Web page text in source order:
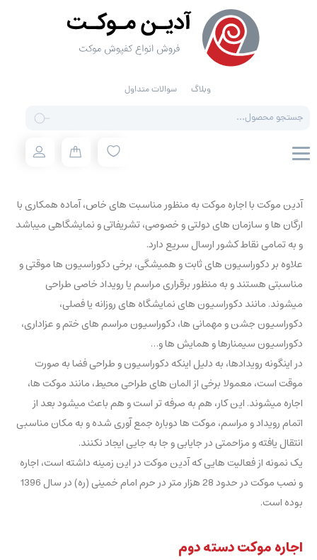
وبلاگ سوالات متداول
آدین موکت با اجاره موکت به منظور مناسبت های خاص، آماده همکاری با
ارگان ها و سازمان های دولتی و خصوصی، تشریفاتی و نمایشگاهی میباشد
و به تمامی نقاط کشور ارسال سریع دارد.
علاوه بر دکوراسیون های ثابت و همیشگی، برخی دکوراسیون ها موقتی و
مناسبتی هستند و به منظور برقراری مراسم یا رویداد خاصی طراحی
میشوند. مانند دکوراسیون های نمایشگاه های روزانه یا فصلی،
دکوراسیون جشن و مهمانی ها، دکوراسیون مراسم های ختم و عزاداری،
دکوراسیون سیمنارها و همایش ها و…
در اینگونه رویدادها، به دلیل اینکه دکوراسیون و طراحی فضا به صورت
موقت است، معمولا برخی از المان های طراحی محیط، مانند موکت ها،
اجاره میشوند. این کار، هم به صرفه تر است و هم باعث میشود بعد از
اتمام رویداد و مراسم، موکت ها دوباره جمع آوری شده و به مکان مناسبی
انتقال یافته و مزاحمتی در جایابی و جا به جایی ایجاد نکنند.
یک نمونه از فعالیت هایی که آدین موکت در این زمینه داشته است، اجاره
و نصب موکت در حدود 28 هزار متر در حرم امام خمینی (ره) در سال 1396
بوده است.
اجاره موکت دسته دوم